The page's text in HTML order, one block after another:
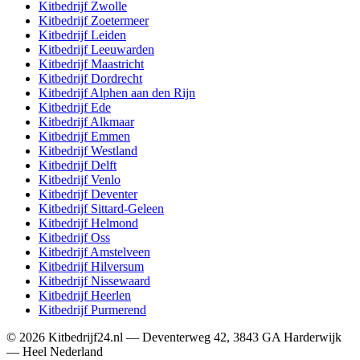
Kitbedrijf Zwolle
Kitbedrijf Zoetermeer
KitbedrijfLeiden
KitbedrijfLeeuwarden
KitbedrijfMaastricht
KitbedrijfDordrecht
KitbedrijfAlphen aan den Rijn
KitbedrijfEde
KitbedrijfAlkmaar
KitbedrijfEmmen
KitbedrijfWestland
KitbedrijfDelft
KitbedrijfVenlo
KitbedrijfDeventer
Kitbedrijf Sittard-Geleen
KitbedrijfHelmond
KitbedrijfOss
KitbedrijfAmstelveen
KitbedrijfHilversum
KitbedrijfNissewaard
KitbedrijfHeerlen
KitbedrijfPurmerend
© 2026 Kitbedrijf24.nl — Deventerweg 42, 3843 GA Harderwijk
— Heel Nederland